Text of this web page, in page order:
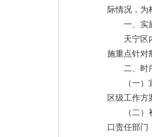
际情况，为
一、实
天宁区
施重点针对
二、时
（一
区级工作方
（二
口责任部门